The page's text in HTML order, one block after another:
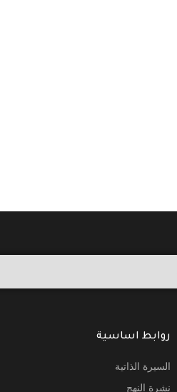
روابط اساسية
السيرة الذاتية
نشرة النهج